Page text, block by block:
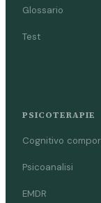
Glossario
Test
PSICOTERAPIE
Cognitivo
Psicoanalisi
EMDR